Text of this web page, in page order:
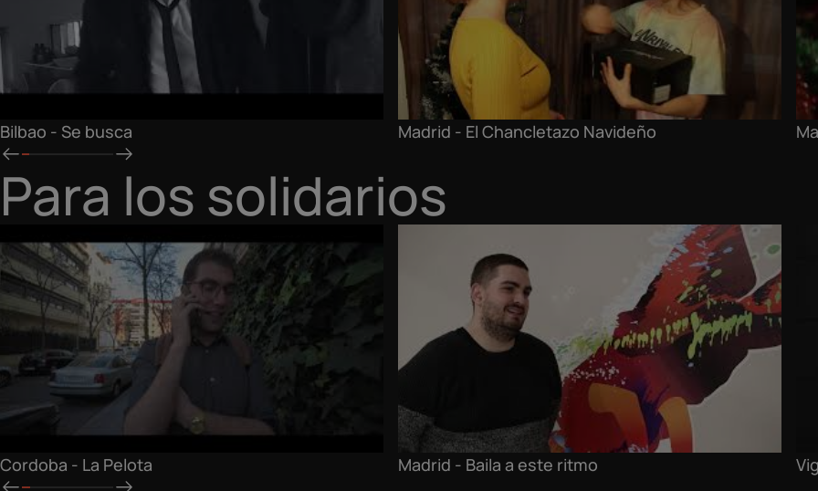
Bilbao - Se busca Madrid - El Chancletazo Navideño
Para los solidarios
Cordoba - La Pelota Madrid - Baila a este ritmo